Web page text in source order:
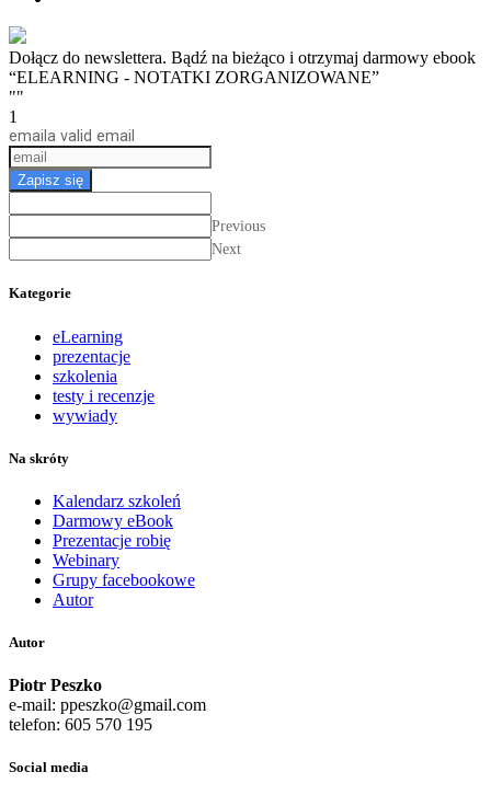
Dołącz do newslettera. Bądź na bieżąco i otrzymaj darmowy ebook
“ELEARNING - NOTATKI ZORGANIZOWANE”
""
1
email a valid email
Zapisz się
Previous
Next
Kategorie
eLearning
prezentacje
szkolenia
testy i recenzje
wywiady
Na skróty
Kalendarz szkoleń
Darmowy eBook
Prezentacje robię
Webinary
Grupy facebookowe
Autor
Autor
Piotr Peszko
e-mail: ppeszko@gmail.com
telefon: 605 570 195
Social media